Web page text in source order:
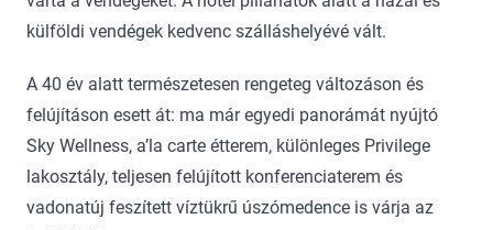
külföldi vendégek kedvenc szálláshelyévé vált.
A 40 év alatt természetesen rengeteg változáson és
felújításon esett át: ma már egyedi panorámát nyújtó
Sky Wellness, a’la carte étterem, különleges Privilege
lakosztály, teljesen felújított konferenciaterem és
vadonatúj feszített víztükrű úszómedence is várja az